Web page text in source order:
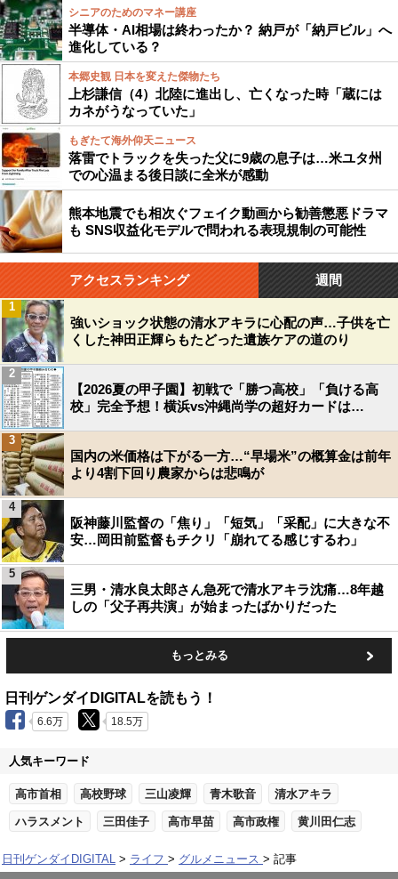
シニアのためのマネー講座
半導体・AI相場は終わったか？ 納戸が「納戸ビル」へ
進化している？
本郷史観 日本を変えた傑物たち
上杉謙信（4）北陸に進出し、亡くなった時「蔵には
カネがうなっていた」
もぎたて海外仰天ニュース
落雷でトラックを失った父に9歳の息子は…米ユタ州
での心温まる後日談に全米が感動
熊本地震でも相次ぐフェイク動画から勧善懲悪ドラマ
も SNS収益化モデルで問われる表現規制の可能性
アクセスランキング 週間
強いショック状態の清水アキラに心配の声…子供を亡
くした神田正輝らもたどった遺族ケアの道のり
1
【2026夏の甲子園】初戦で「勝つ高校」「負ける高
校」完全予想！横浜vs沖縄尚学の超好カードは…
2
国内の米価格は下がる一方…“早場米”の概算金は前年
より4割下回り農家からは悲鳴が
3
阪神藤川監督の「焦り」「短気」「采配」に大きな不
安…岡田前監督もチクリ「崩れてる感じするわ」
4
三男・清水良太郎さん急死で清水アキラ沈痛…8年越
しの「父子再共演」が始まったばかりだった
5
もっとみる
日刊ゲンダイDIGITALを読もう！
6.6万 18.5万
人気キーワード
高市首相 高校野球 三山凌輝 青木歌音 清水アキラ
ハラスメント 三田佳子 高市早苗 高市政権 黄川田仁志
日刊ゲンダイDIGITAL ライフ グルメニュース 記事